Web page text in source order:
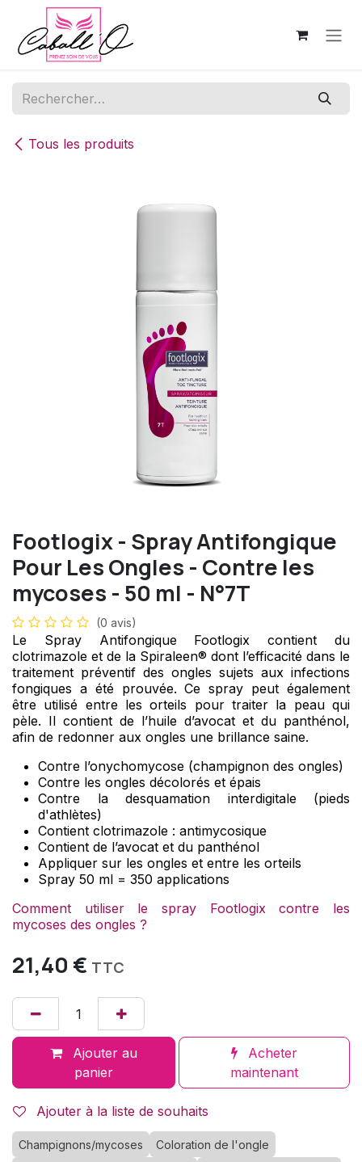
Se rendre au contenu
Tous les produits
Footlogix - Spray Antifongique
Pour Les Ongles - Contre les
mycoses - 50 ml - N°7T
(0 avis)
Le Spray Antifongique Footlogix contient du
clotrimazole et de la Spiraleen® dont l’efficacité dans le
traitement préventif des ongles sujets aux infections
fongiques a été prouvée. Ce spray peut également
être utilisé entre les orteils pour traiter la peau qui
pèle. Il contient de l’huile d’avocat et du panthénol,
afin de redonner aux ongles une brillance saine.
Contre l’onychomycose (champignon des ongles)
Contre les ongles décolorés et épais
Contre la desquamation interdigitale (pieds
d'athlètes)
Contient clotrimazole : antimycosique
Contient de l’avocat et du panthénol
Appliquer sur les ongles et entre les orteils
Spray 50 ml = 350 applications
Comment utiliser le spray Footlogix contre les
mycoses des ongles ?
21,40 € TTC
Ajouter au
panier
Acheter
maintenant
Ajouter à la liste de souhaits
Champignons/mycoses
Coloration de l'ongle